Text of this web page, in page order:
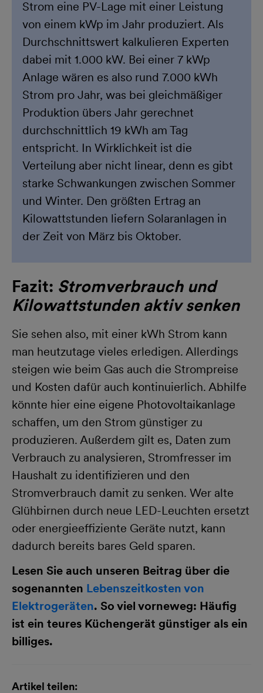
Strom eine PV-Lage mit einer Leistung
von einem kWp im Jahr produziert. Als
Durchschnittswert kalkulieren Experten
dabei mit 1.000 kW. Bei einer 7 kWp
Anlage wären es also rund 7.000 kWh
Strom pro Jahr, was bei gleichmäßiger
Produktion übers Jahr gerechnet
durchschnittlich 19 kWh am Tag
entspricht. In Wirklichkeit ist die
Verteilung aber nicht linear, denn es gibt
starke Schwankungen zwischen Sommer
und Winter. Den größten Ertrag an
Kilowattstunden liefern Solaranlagen in
der Zeit von März bis Oktober.
Fazit: Stromverbrauch und
Kilowattstunden aktiv senken
Sie sehen also, mit einer kWh Strom kann
man heutzutage vieles erledigen. Allerdings
steigen wie beim Gas auch die Strompreise
und Kosten dafür auch kontinuierlich. Abhilfe
könnte hier eine eigene Photovoltaikanlage
schaffen, um den Strom günstiger zu
produzieren. Außerdem gilt es, Daten zum
Verbrauch zu analysieren, Stromfresser im
Haushalt zu identifizieren und den
Stromverbrauch damit zu senken. Wer alte
Glühbirnen durch neue LED-Leuchten ersetzt
oder energieeffiziente Geräte nutzt, kann
dadurch bereits bares Geld sparen.
Lesen Sie auch unseren Beitrag über die
sogenannten Lebenszeitkosten von
Elektrogeräten. So viel vorneweg: Häufig
ist ein teures Küchengerät günstiger als ein
billiges.
Artikel teilen: